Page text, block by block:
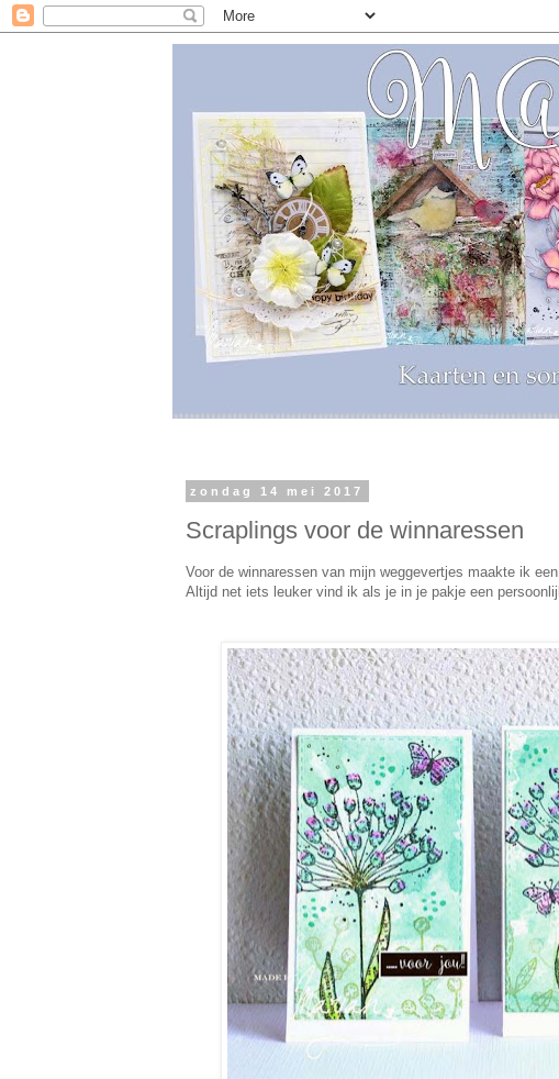
zondag 14 mei 2017
Scraplings voor de winnaressen
Voor de winnaressen van mijn weggevertjes maakte ik
Altijd net iets leuker vind ik als je in je pakje een